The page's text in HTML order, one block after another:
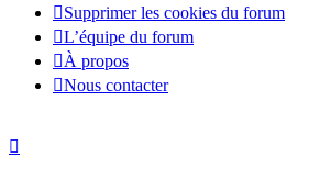
Supprimer les cookies du forum
L’équipe du forum
À propos
Nous contacter